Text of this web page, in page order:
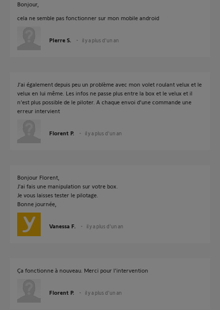
Bonjour,
cela ne semble pas fonctionner sur mon mobile android
PIerre S. il y a plus d'un an
J’ai également depuis peu un problème avec mon volet roulant velux et le
velux en lui même. Les infos ne passe plus entre la box et le velux et il
n’est plus possible de le piloter. A chaque envoi d’une commande une
erreur intervient
Florent P. il y a plus d'un an
Bonjour Florent,
J'ai fais une manipulation sur votre box.
Je vous laisses tester le pilotage.
Bonne journée,
Vanessa F. il y a plus d'un an
Ça fonctionne à nouveau. Merci pour l’intervention
Florent P. il y a plus d'un an